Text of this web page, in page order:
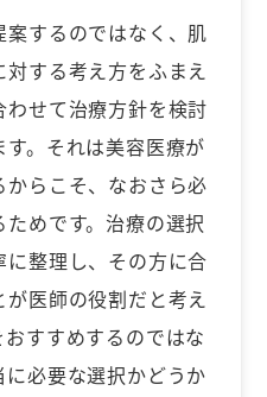
するのではなく、肌
する考え方をふまえ
せて治療方針を検討
。それは美容医療が
らこそ、なおさら必
めです。治療の選択
整理し、その方に合
医師の役割だと考え
すすめするのではな
必要な選択かどうか